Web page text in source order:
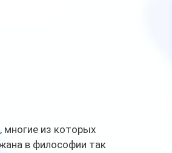
многие из которых
в философии так